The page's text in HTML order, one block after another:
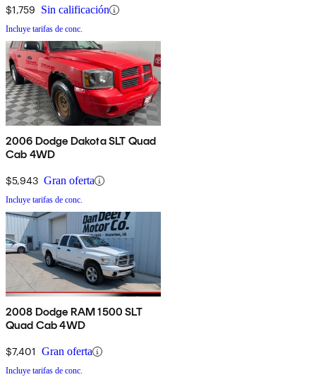
$1,759 Sin calificación
Incluye tarifas de conc.
2006 Dodge Dakota SLT Quad
Cab 4WD
$5,943 Gran oferta
Incluye tarifas de conc.
2008 Dodge RAM 1500 SLT
Quad Cab 4WD
$7,401 Gran oferta
Incluye tarifas de conc.